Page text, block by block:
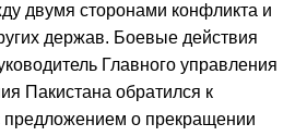
двумя сторонами конфликта и
держав. Боевые действия
Главного управления
Пакистана обратился к
предложением о прекращении